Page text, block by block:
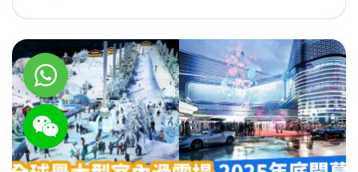
WhatsApp
WeChat: rsgt819